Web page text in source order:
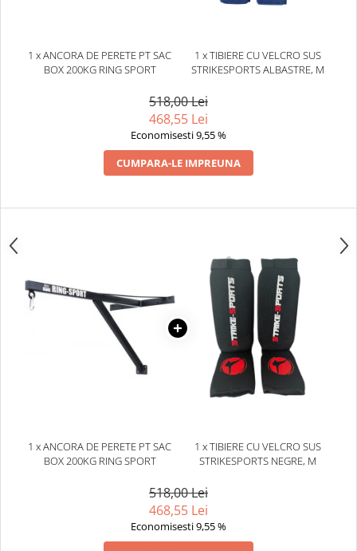
Suprafete de lupta/Dotari sala
Proteine & Aminoacizi
PRE-Workout
Creatina
Medicina Sportiva/Recuperare
1 x ANCORA DE PERETE PT SAC
BOX 200KG RING SPORT
1 x TIBIERE CU VELCRO SUS
STRIKESPORTS ALBASTRE, M
518,00 Lei
468,55 Lei
Economisesti 9,55 %
CUMPARA-LE IMPREUNA
1 x ANCORA DE PERETE PT SAC
BOX 200KG RING SPORT
1 x TIBIERE CU VELCRO SUS
STRIKESPORTS NEGRE, M
518,00 Lei
468,55 Lei
Economisesti 9,55 %